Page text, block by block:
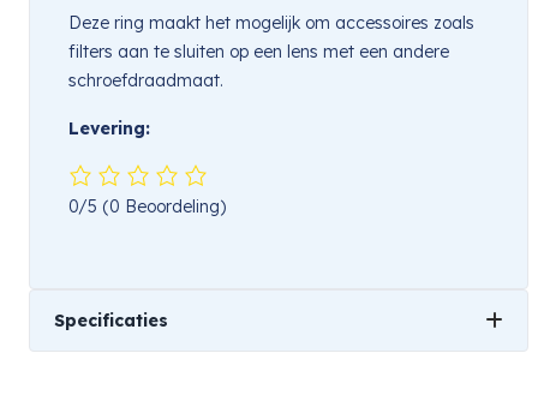
Deze ring maakt het mogelijk om accessoires zoals
filters aan te sluiten op een lens met een andere
schroefdraadmaat.
Levering:
0/5 (0 Beoordeling)
Specificaties